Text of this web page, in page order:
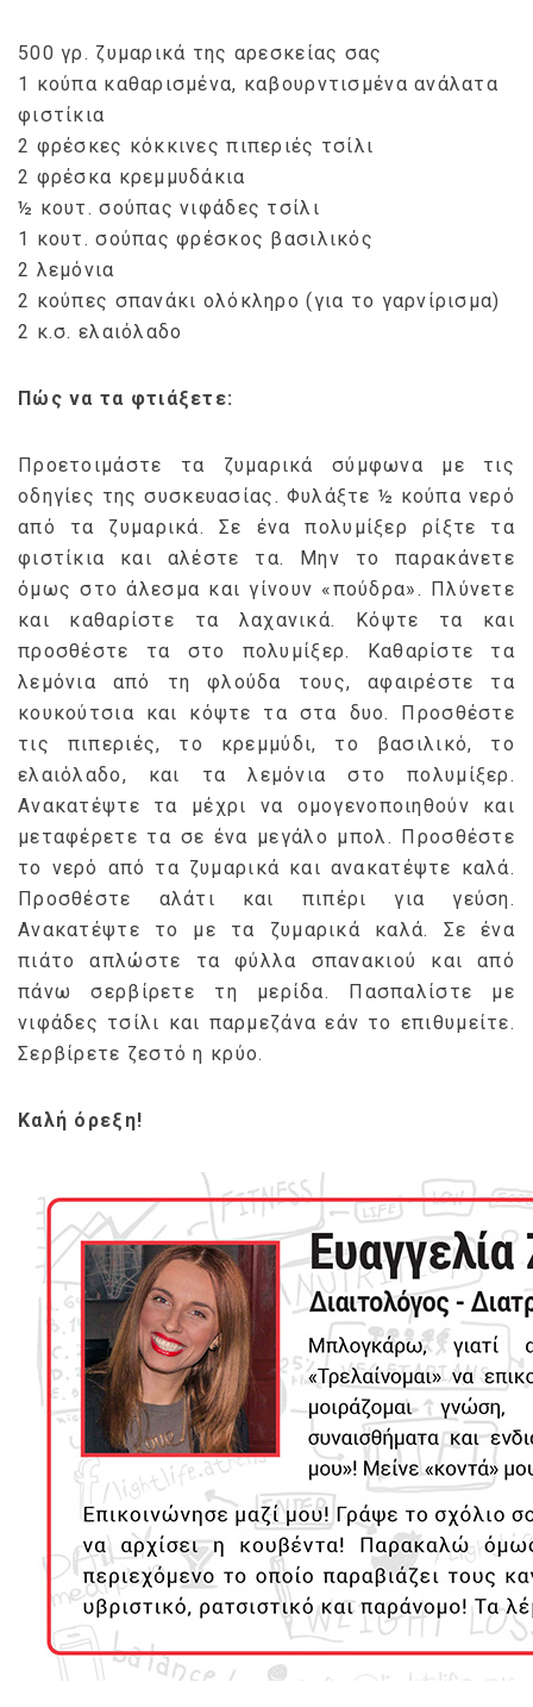
500 γρ. ζυμαρικά της αρεσκείας σας
1 κούπα καθαρισμένα, καβουρντισμένα ανάλατα
φιστίκια
2 φρέσκες κόκκινες πιπεριές τσίλι
2 φρέσκα κρεμμυδάκια
½ κουτ. σούπας νιφάδες τσίλι
1 κουτ. σούπας φρέσκος βασιλικός
2 λεμόνια
2 κούπες σπανάκι ολόκληρο (για το γαρνίρισμα)
2 κ.σ. ελαιόλαδο
Πώς να τα φτιάξετε:
Προετοιμάστε τα ζυμαρικά σύμφωνα με τις
οδηγίες της συσκευασίας. Φυλάξτε ½ κούπα νερό
από τα ζυμαρικά. Σε ένα πολυμίξερ ρίξτε τα
φιστίκια και αλέστε τα. Μην το παρακάνετε
όμως στο άλεσμα και γίνουν «πούδρα». Πλύνετε
και καθαρίστε τα λαχανικά. Κόψτε τα και
προσθέστε τα στο πολυμίξερ. Καθαρίστε τα
λεμόνια από τη φλούδα τους, αφαιρέστε τα
κουκούτσια και κόψτε τα στα δυο. Προσθέστε
τις πιπεριές, το κρεμμύδι, το βασιλικό, το
ελαιόλαδο, και τα λεμόνια στο πολυμίξερ.
Ανακατέψτε τα μέχρι να ομογενοποιηθούν και
μεταφέρετε τα σε ένα μεγάλο μπολ. Προσθέστε
το νερό από τα ζυμαρικά και ανακατέψτε καλά.
Προσθέστε αλάτι και πιπέρι για γεύση.
Ανακατέψτε το με τα ζυμαρικά καλά. Σε ένα
πιάτο απλώστε τα φύλλα σπανακιού και από
πάνω σερβίρετε τη μερίδα. Πασπαλίστε με
νιφάδες τσίλι και παρμεζάνα εάν το επιθυμείτε.
Σερβίρετε ζεστό η κρύο.
Καλή όρεξη!